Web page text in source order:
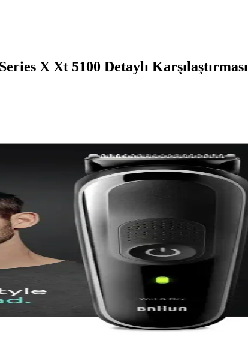
X Xt 5100 Detaylı Karşılaştırması